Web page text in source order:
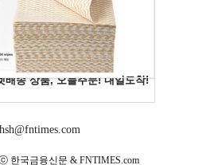
한국금융신문 & FNTIMES.com